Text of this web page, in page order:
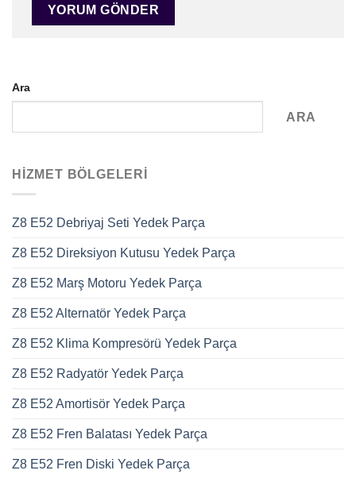
Ara
ARA
HIZMET BÖLGELERI
Z8 E52 Debriyaj Seti Yedek Parça
Z8 E52 Direksiyon Kutusu Yedek Parça
Z8 E52 Marş Motoru Yedek Parça
Z8 E52 Alternatör Yedek Parça
Z8 E52 Klima Kompresörü Yedek Parça
Z8 E52 Radyatör Yedek Parça
Z8 E52 Amortisör Yedek Parça
Z8 E52 Fren Balatası Yedek Parça
Z8 E52 Fren Diski Yedek Parça